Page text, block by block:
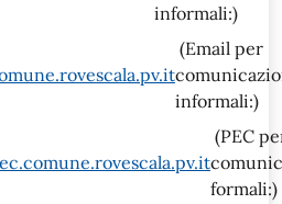
informali:)
(Email per
informali:)
(PEC
formali:)